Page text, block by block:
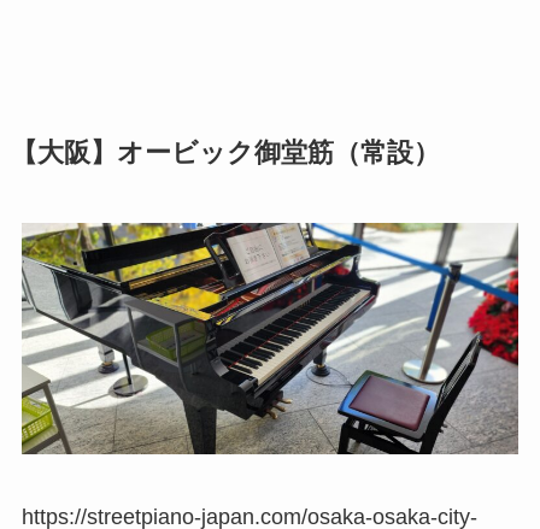
【大阪】オービック御堂筋（常設）
https://streetpiano-japan.com/osaka-osaka-city-